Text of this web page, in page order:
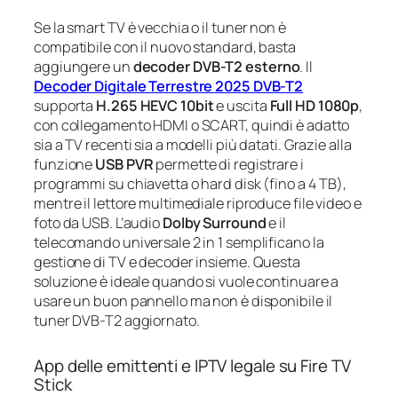
Se la smart TV è vecchia o il tuner non è
compatibile con il nuovo standard, basta
aggiungere undecoder DVB-T2 esterno. Il
Decoder Digitale Terrestre 2025 DVB-T2
supporta H.265 HEVC 10bite uscita Full HD 1080p,
con collegamento HDMI o SCART, quindi è adatto
sia a TV recenti sia a modelli più datati. Grazie alla
funzioneUSB PVRpermette di registrare i
programmi su chiavetta o hard disk (fino a 4 TB),
mentre il lettore multimediale riproduce file video e
foto da USB. L’audioDolby Surrounde il
telecomando universale 2 in 1 semplificano la
gestione di TV e decoder insieme. Questa
soluzione è ideale quando si vuole continuare a
usare un buon pannello ma non è disponibile il
tuner DVB-T2 aggiornato.
App delle emittenti e IPTV legale su Fire TV
Stick